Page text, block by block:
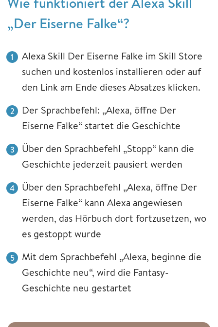
„Der Eiserne Falke“?
Alexa Skill Der Eiserne Falke im Skill Store
suchen und kostenlos installieren oder auf
den Link am Ende dieses Absatzes klicken.
Der Sprachbefehl: „Alexa, öffne Der
Eiserne Falke“ startet die Geschichte
Über den Sprachbefehl „Stopp“ kann die
Geschichte jederzeit pausiert werden
Über den Sprachbefehl „Alexa, öffne Der
Eiserne Falke“ kann Alexa angewiesen
werden, das Hörbuch dort fortzusetzen, wo
es gestoppt wurde
Mit dem Sprachbefehl „Alexa, beginne die
Geschichte neu“, wird die Fantasy-
Geschichte neu gestartet